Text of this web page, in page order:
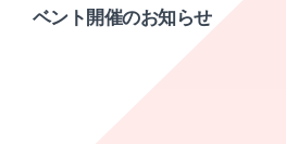
ベント開催のお知らせ